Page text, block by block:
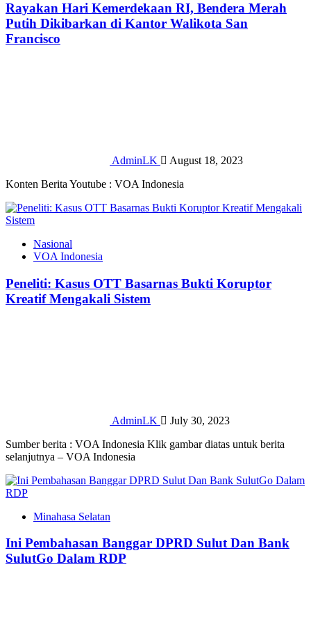
Rayakan Hari Kemerdekaan RI, Bendera Merah
Putih Dikibarkan di Kantor Walikota San
Francisco
AdminLK
August 18, 2023
Konten Berita Youtube : VOA Indonesia
Nasional
VOA Indonesia
Peneliti: Kasus OTT Basarnas Bukti Koruptor
Kreatif Mengakali Sistem
AdminLK
July 30, 2023
Sumber berita : VOA Indonesia Klik gambar diatas untuk berita
selanjutnya – VOA Indonesia
Minahasa Selatan
Ini Pembahasan Banggar DPRD Sulut Dan Bank
SulutGo Dalam RDP